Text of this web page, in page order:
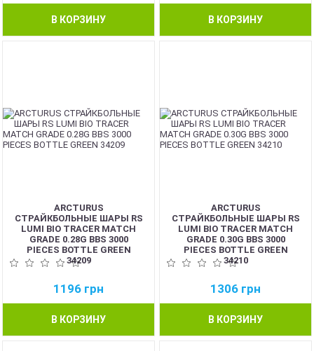
В КОРЗИНУ В КОРЗИНУ
ARCTURUS
СТРАЙКБОЛЬНЫЕ ШАРЫ RS
LUMI BIO TRACER MATCH
GRADE 0.28G BBS 3000
PIECES BOTTLE GREEN
34209
1196 грн
В КОРЗИНУ
ARCTURUS
СТРАЙКБОЛЬНЫЕ ШАРЫ RS
LUMI BIO TRACER MATCH
GRADE 0.30G BBS 3000
PIECES BOTTLE GREEN
34210
1306 грн
В КОРЗИНУ